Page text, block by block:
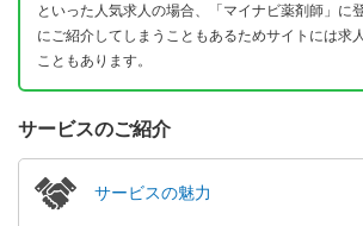
といった人気求人の場合、「マイナビ薬剤師」に
にご紹介してしまうこともあるためサイトには求
こともあります。
サービスのご紹介
サービスの魅力